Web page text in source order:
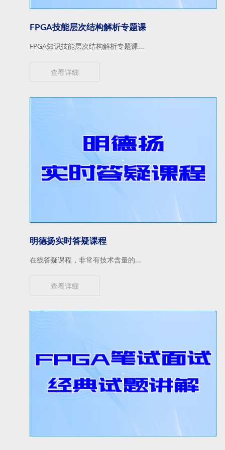
FPGA技能层次结构解析专题课
FPGA知识技能层次结构解析专题课...
查看详细
明德扬实时答疑课程
在线答疑课程，非常有技术含量的...
查看详细